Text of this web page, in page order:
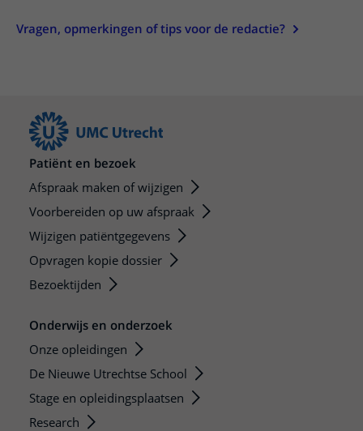
Vragen, opmerkingen of tips voor de redactie?
Patiënt en bezoek
Afspraak maken of wijzigen
Voorbereiden op uw afspraak
Wijzigen patiëntgegevens
Opvragen kopie dossier
Bezoektijden
Onderwijs en onderzoek
Onze opleidingen
De Nieuwe Utrechtse School
Stage en opleidingsplaatsen
Research